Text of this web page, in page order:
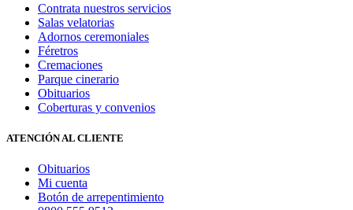
Contrata nuestros servicios
Salas velatorias
Adornos ceremoniales
Féretros
Cremaciones
Parque cinerario
Obituarios
Coberturas y convenios
ATENCIÓN AL CLIENTE
Obituarios
Mi cuenta
Botón de arrepentimiento